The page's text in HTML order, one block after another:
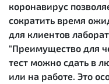
коронавирус
сократить время
для клиентов
"Преимущество для
тест можно сдать в
или на работе. Это